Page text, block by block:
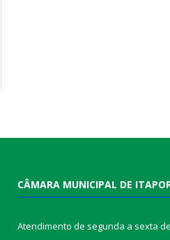
CÂMARA MUNICIPAL DE
Atendimento de segunda a sexta